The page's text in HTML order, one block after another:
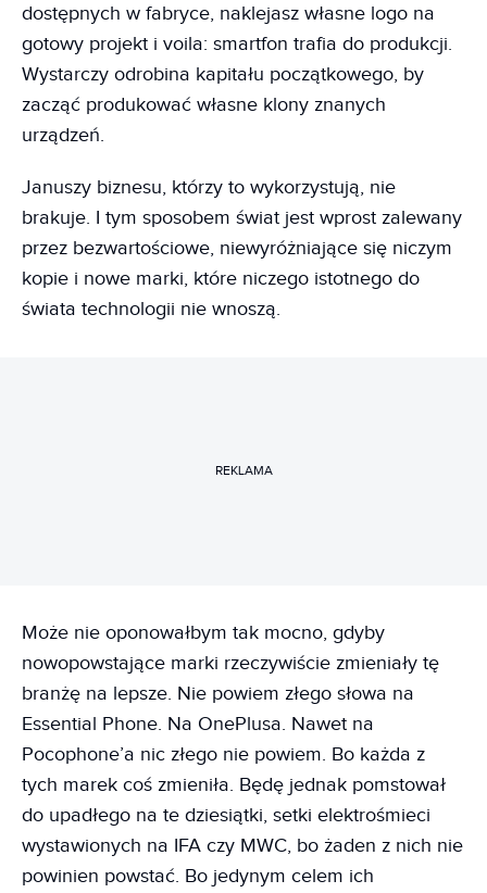
dostępnych w fabryce, naklejasz własne logo na
gotowy projekt i voila: smartfon trafia do produkcji.
Wystarczy odrobina kapitału początkowego, by
zacząć produkować własne klony znanych
urządzeń.
Januszy biznesu, którzy to wykorzystują, nie
brakuje. I tym sposobem świat jest wprost zalewany
przez bezwartościowe, niewyróżniające się niczym
kopie i nowe marki, które niczego istotnego do
świata technologii nie wnoszą.
REKLAMA
Może nie oponowałbym tak mocno, gdyby
nowopowstające marki rzeczywiście zmieniały tę
branżę na lepsze. Nie powiem złego słowa na
Essential Phone. Na OnePlusa. Nawet na
Pocophone’a nic złego nie powiem. Bo każda z
tych marek coś zmieniła. Będę jednak pomstował
do upadłego na te dziesiątki, setki elektrośmieci
wystawionych na IFA czy MWC, bo żaden z nich nie
powinien powstać. Bo jedynym celem ich